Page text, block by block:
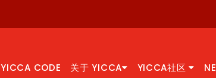
YICCA CODE 关于 YICCA YICCA社区